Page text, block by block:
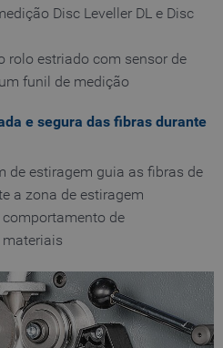
Disc Leveller DL e Disc
rolo estriado com sensor de
funil de medição
e segura das fibras durante
de estiragem guia as fibras de
a zona de estiragem
comportamento de